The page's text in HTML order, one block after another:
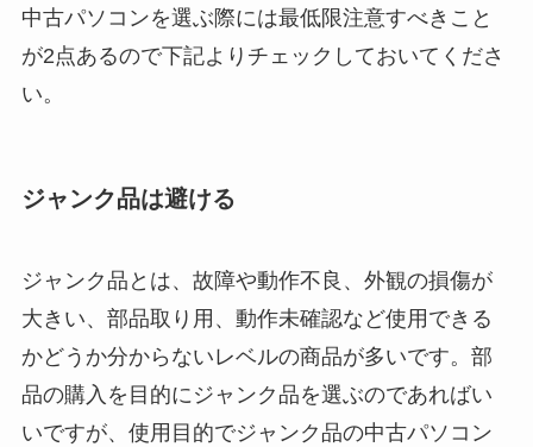
中古パソコンを選ぶ際には最低限注意すべきこと
が2点あるので下記よりチェックしておいてくださ
い。
ジャンク品は避ける
ジャンク品とは、故障や動作不良、外観の損傷が
大きい、部品取り用、動作未確認など使用できる
かどうか分からないレベルの商品が多いです。部
品の購入を目的にジャンク品を選ぶのであればい
いですが、使用目的でジャンク品の中古パソコン